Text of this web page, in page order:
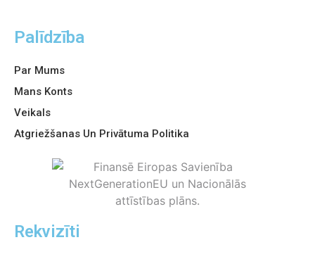
Palīdzība
Par Mums
Mans Konts
Veikals
Atgriežšanas Un Privātuma Politika
Rekvizīti